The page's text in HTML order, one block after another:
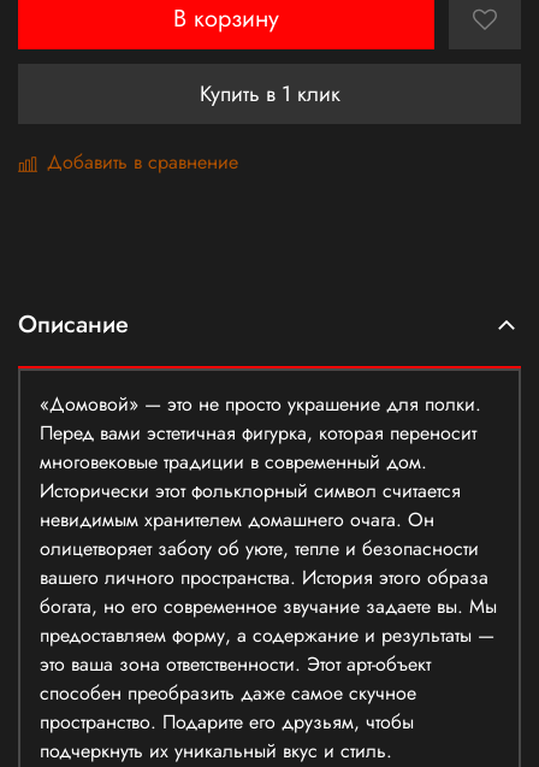
В корзину
Купить в 1 клик
Добавить в сравнение
Описание
«Домовой» — это не просто украшение для полки.
Перед вами эстетичная фигурка, которая переносит
многовековые традиции в современный дом.
Исторически этот фольклорный символ считается
невидимым хранителем домашнего очага. Он
олицетворяет заботу об уюте, тепле и безопасности
вашего личного пространства. История этого образа
богата, но его современное звучание задаете вы. Мы
предоставляем форму, а содержание и результаты —
это ваша зона ответственности. Этот арт-объект
способен преобразить даже самое скучное
пространство. Подарите его друзьям, чтобы
подчеркнуть их уникальный вкус и стиль.